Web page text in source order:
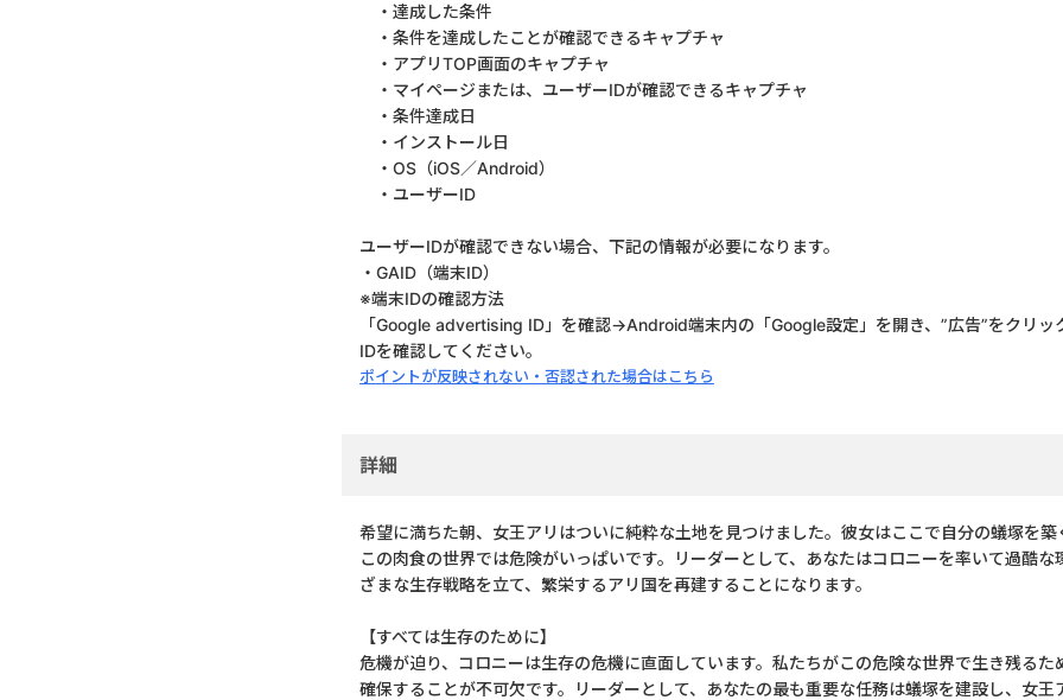
・達成した条件
・条件を達成したことが確認できるキャプチャ
・アプリTOP画面のキャプチャ
・マイページまたは、ユーザーIDが確認できるキャプチャ
・条件達成日
・インストール日
・OS（iOS／Android）
・ユーザーID
ユーザーIDが確認できない場合、下記の情報が必要になります。
・GAID（端末ID）
※端末IDの確認方法
「Google advertising ID」を確認→Android端末内の「Google設定」を開き、”広告”をクリッ
IDを確認してください。
ポイントが反映されない・否認された場合はこちら
詳細
希望に満ちた朝、女王アリはついに純粋な土地を見つけました。彼女はここで自分の蟻塚を築
この肉食の世界では危険がいっぱいです。リーダーとして、あなたはコロニーを率いて過酷な
ざまな生存戦略を立て、繁栄するアリ国を再建することになります。
【すべては生存のために】
危機が迫り、コロニーは生存の危機に直面しています。私たちがこの危険な世界で生き残るた
確保することが不可欠です。リーダーとして、あなたの最も重要な任務は蟻塚を建設し、女王